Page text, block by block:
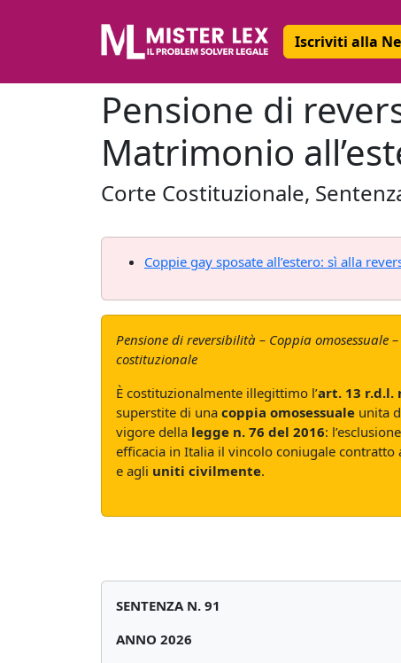
Iscriviti alla
Pensione di
Matrimonio
Corte Costituzionale,
Coppie gay sposate all’estero: sì alla
Pensione di reversibilità – Coppia
costituzionale
È costituzionalmente illegittimo l’art. 13 r.d.l.
superstite di una coppia omosessuale unita
vigore della legge n. 76 del 2016:
efficacia in Italia il vincolo coniugale contratto
e agli uniti civilmente.
SENTENZA N. 91
ANNO 2026